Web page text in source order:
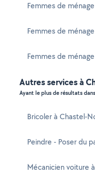
Femmes de
Femmes de
Femmes de
Autres services à
Ayant le plus de résultats
Bricoler à Chastel-
Peindre - Poser du
Mécanicien voiture